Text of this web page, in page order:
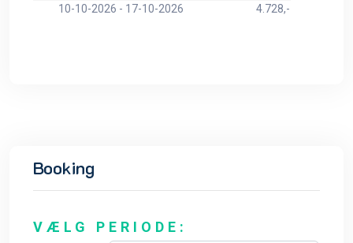
10-10-2026 - 17-10-2026
4.728,-
Booking
VÆLG PERIODE: